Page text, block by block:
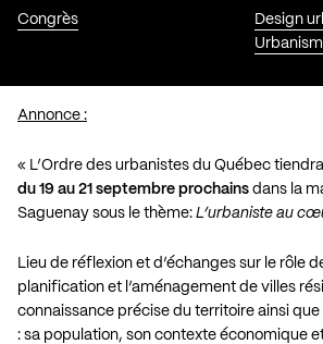
Congrès
Design
Annonce :
« L’Ordre des urbanistes du Québec
du 19 au 21 septembre prochains dans la
Saguenay sous le thème: L’urbaniste au
Lieu de réflexion et d’échanges sur le rôle
planification et l’aménagement de villes
connaissance précise du territoire ainsi
: sa population, son contexte économique